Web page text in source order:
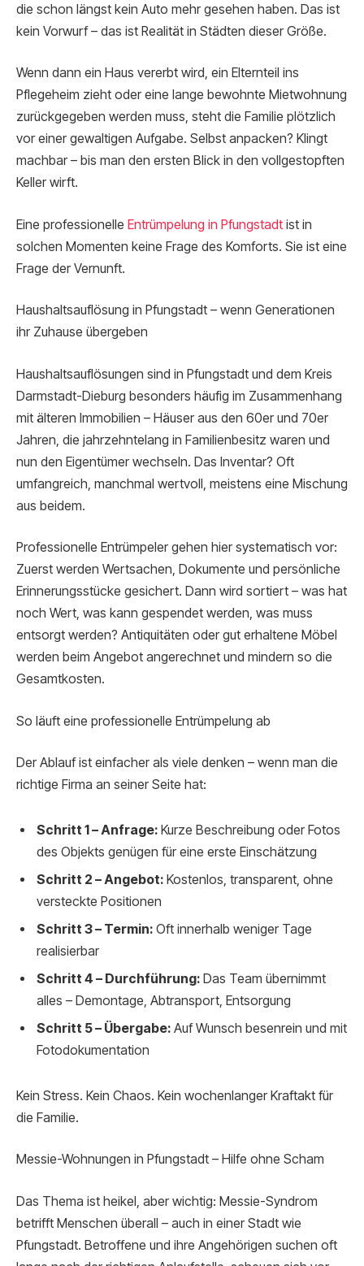
die schon längst kein Auto mehr gesehen haben. Das ist
kein Vorwurf – das ist Realität in Städten dieser Größe.
Wenn dann ein Haus vererbt wird, ein Elternteil ins
Pflegeheim zieht oder eine lange bewohnte Mietwohnung
zurückgegeben werden muss, steht die Familie plötzlich
vor einer gewaltigen Aufgabe. Selbst anpacken? Klingt
machbar – bis man den ersten Blick in den vollgestopften
Keller wirft.
Eine professionelle Entrümpelung in Pfungstadt ist in
solchen Momenten keine Frage des Komforts. Sie ist eine
Frage der Vernunft.
Haushaltsauflösung in Pfungstadt – wenn Generationen
ihr Zuhause übergeben
Haushaltsauflösungen sind in Pfungstadt und dem Kreis
Darmstadt-Dieburg besonders häufig im Zusammenhang
mit älteren Immobilien – Häuser aus den 60er und 70er
Jahren, die jahrzehntelang in Familienbesitz waren und
nun den Eigentümer wechseln. Das Inventar? Oft
umfangreich, manchmal wertvoll, meistens eine Mischung
aus beidem.
Professionelle Entrümpeler gehen hier systematisch vor:
Zuerst werden Wertsachen, Dokumente und persönliche
Erinnerungsstücke gesichert. Dann wird sortiert – was hat
noch Wert, was kann gespendet werden, was muss
entsorgt werden? Antiquitäten oder gut erhaltene Möbel
werden beim Angebot angerechnet und mindern so die
Gesamtkosten.
So läuft eine professionelle Entrümpelung ab
Der Ablauf ist einfacher als viele denken – wenn man die
richtige Firma an seiner Seite hat:
Schritt 1 – Anfrage: Kurze Beschreibung oder Fotos
des Objekts genügen für eine erste Einschätzung
Schritt 2 – Angebot: Kostenlos, transparent, ohne
versteckte Positionen
Schritt 3 – Termin: Oft innerhalb weniger Tage
realisierbar
Schritt 4 – Durchführung: Das Team übernimmt
alles – Demontage, Abtransport, Entsorgung
Schritt 5 – Übergabe: Auf Wunsch besenrein und mit
Fotodokumentation
Kein Stress. Kein Chaos. Kein wochenlanger Kraftakt für
die Familie.
Messie-Wohnungen in Pfungstadt – Hilfe ohne Scham
Das Thema ist heikel, aber wichtig: Messie-Syndrom
betrifft Menschen überall – auch in einer Stadt wie
Pfungstadt. Betroffene und ihre Angehörigen suchen oft